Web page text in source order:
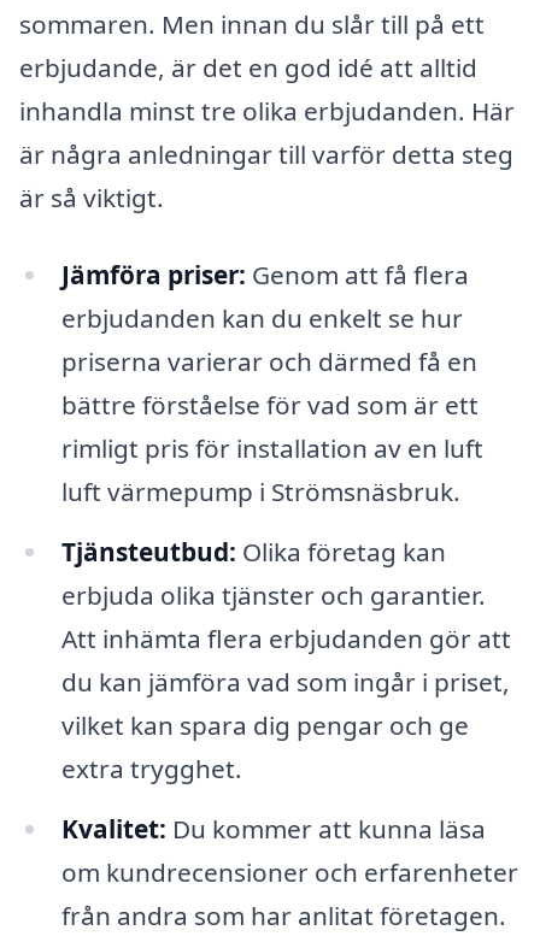
sommaren. Men innan du slår till på ett
erbjudande, är det en god idé att alltid
inhandla minst tre olika erbjudanden. Här
är några anledningar till varför detta steg
är så viktigt.
Jämföra priser: Genom att få flera
erbjudanden kan du enkelt se hur
priserna varierar och därmed få en
bättre förståelse för vad som är ett
rimligt pris för installation av en luft
luft värmepump i Strömsnäsbruk.
Tjänsteutbud: Olika företag kan
erbjuda olika tjänster och garantier.
Att inhämta flera erbjudanden gör att
du kan jämföra vad som ingår i priset,
vilket kan spara dig pengar och ge
extra trygghet.
Kvalitet: Du kommer att kunna läsa
om kundrecensioner och erfarenheter
från andra som har anlitat företagen.